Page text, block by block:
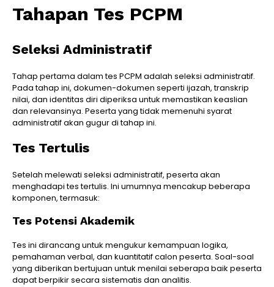
Tahapan Tes PCPM
Seleksi Administratif
Tahap pertama dalam tes PCPM adalah seleksi administratif.
Pada tahap ini, dokumen-dokumen seperti ijazah, transkrip
nilai, dan identitas diri diperiksa untuk memastikan keaslian
dan relevansinya. Peserta yang tidak memenuhi syarat
administratif akan gugur di tahap ini.
Tes Tertulis
Setelah melewati seleksi administratif, peserta akan
menghadapi tes tertulis. Ini umumnya mencakup beberapa
komponen, termasuk:
Tes Potensi Akademik
Tes ini dirancang untuk mengukur kemampuan logika,
pemahaman verbal, dan kuantitatif calon peserta. Soal-soal
yang diberikan bertujuan untuk menilai seberapa baik peserta
dapat berpikir secara sistematis dan analitis.